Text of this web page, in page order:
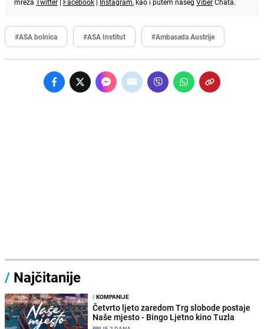
#ASA bolnica #ASA Institut #Ambasada Austrije
/ Najčitanije
/KOMPANIJE
Četvrto ljeto zaredom Trg slobode postaje
Naše mjesto - Bingo Ljetno kino Tuzla